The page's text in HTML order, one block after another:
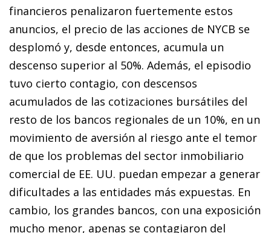
financieros penalizaron fuertemente estos
anuncios, el precio de las acciones de NYCB se
desplomó y, desde entonces, acumula un
descenso superior al 50%. Además, el episodio
tuvo cierto contagio, con descensos
acumulados de las cotizaciones bursátiles del
resto de los bancos regionales de un 10%, en un
movimiento de aversión al riesgo ante el temor
de que los problemas del sector inmobiliario
comercial de EE. UU. puedan empezar a generar
dificultades a las entidades más expuestas. En
cambio, los grandes bancos, con una exposición
mucho menor, apenas se contagiaron del